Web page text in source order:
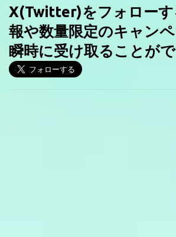
X(Twitter)をフォローす
報や数量限定のキャン
瞬時に受け取ることが